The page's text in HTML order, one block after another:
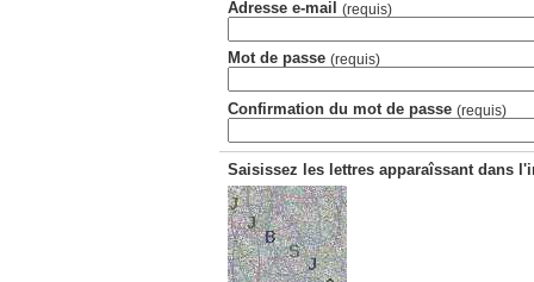
Adresse e-mail (requis)
Mot de passe (requis)
Confirmation du mot de passe (requis)
Saisissez les lettres apparaîssant dans